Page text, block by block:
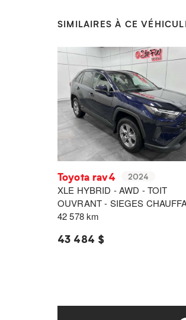
SIMILAIRES À CE
Toyota rav4 2024
XLE HYBRID - AWD - TOIT
OUVRANT - SIEGES
42 578 km
43 484 $